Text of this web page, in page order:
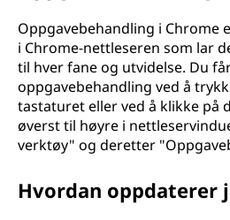
Oppgavebehandling i Chrome
i Chrome-nettleseren som lar
til hver fane og utvidelse. Du
oppgavebehandling ved å
tastaturet eller ved å klikke på
øverst til høyre i
verktøy" og deretter
Hvordan oppdaterer